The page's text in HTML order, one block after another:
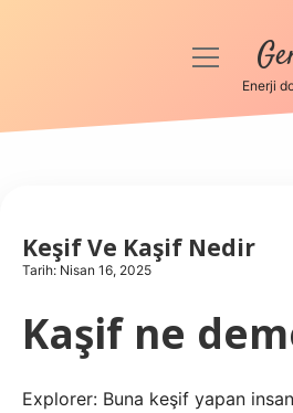
Anasayfa
Hakkımızda
menüyü
Enerji
Keşif Ve Kaşif Nedir
Tarih: Nisan 16, 2025
Kaşif ne
Explorer: Buna keşif yapan